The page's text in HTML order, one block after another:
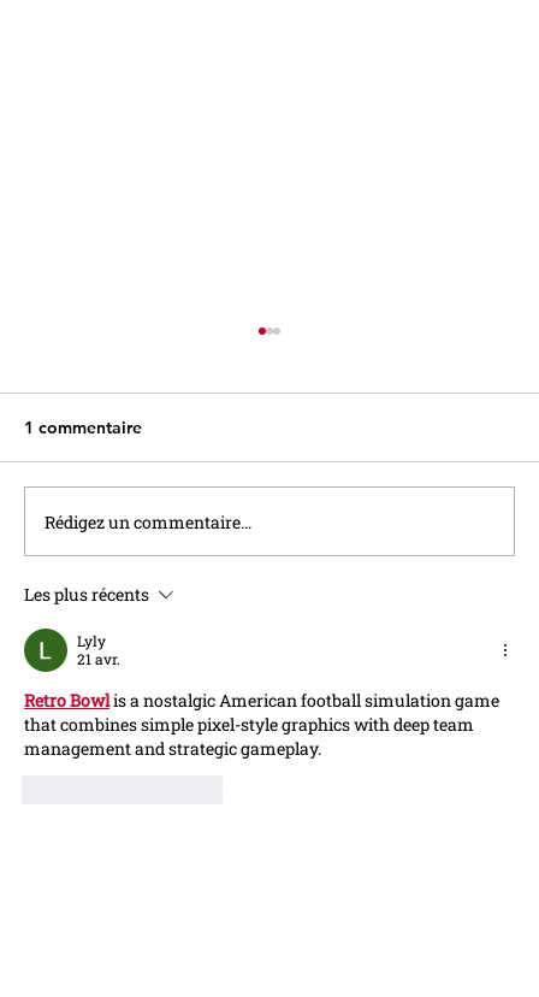
Le taux du Livret A sera relevé à 1,7%
au 1er Août
1 commentaire
Rédigez un commentaire...
Les plus récents
Lyly
21 avr.
Retro Bowl is a nostalgic American football simulation game
that combines simple pixel-style graphics with deep team
management and strategic gameplay.